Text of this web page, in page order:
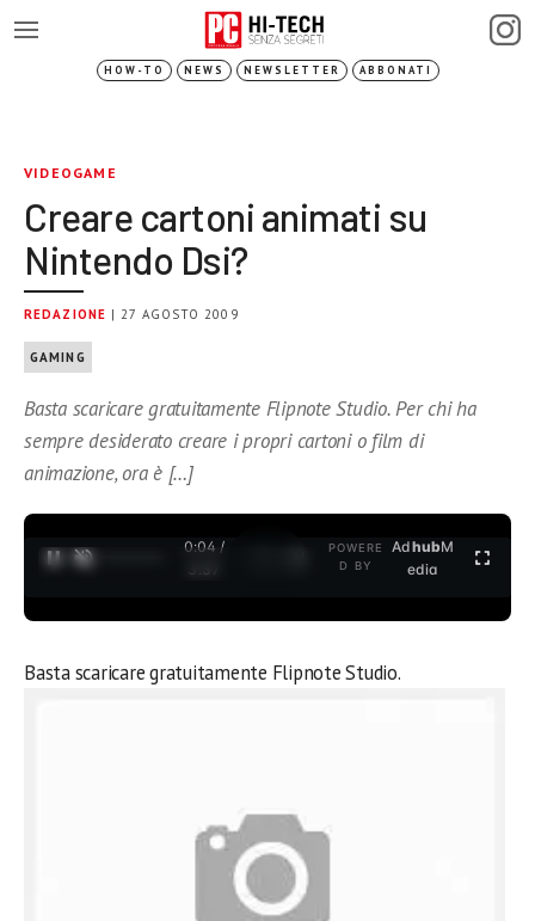
HOW-TO NEWS NEWSLETTER ABBONATI
VIDEOGAME
Creare cartoni animati su
Nintendo Dsi?
REDAZIONE | 27 AGOSTO 2009
GAMING
Basta scaricare gratuitamente Flipnote Studio. Per chi ha
sempre desiderato creare i propri cartoni o film di
animazione, ora è […]
0:04 /
3:37
POWERE
D BY
AdhubM
edia
Basta scaricare gratuitamente Flipnote Studio.